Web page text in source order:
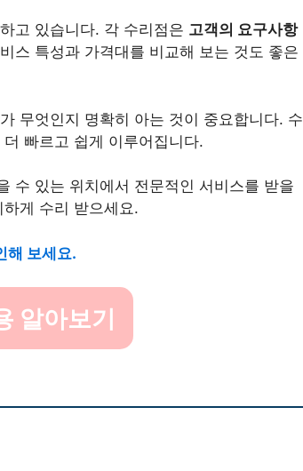
고 있습니다. 각 수리점은 고객의 요구사항
스 특성과 가격대를 비교해 보는 것도 좋은
무엇인지 명확히 아는 것이 중요합니다. 수
빠르고 쉽게 이루어집니다.
수 있는 위치에서 전문적인 서비스를 받을
게 수리 받으세요.
해 보세요.
알아보기